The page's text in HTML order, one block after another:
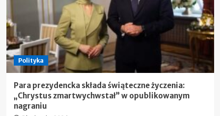
Polityka
Para prezydencka składa świąteczne życzenia:
„Chrystus zmartwychwstał” w opublikowanym
nagraniu